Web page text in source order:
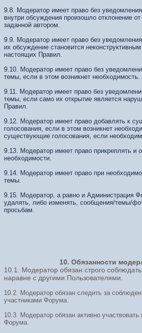
9.8. Модератор имеет право без
внутри обсуждения произошло отклонение
заданной автором.
9.9. Модератор имеет право без
их обсуждение становится
настоящих Правил.
9.10. Модератор имеет право без
темы, если в этом возникнет необходимость.
9.11. Модератор имеет право без
темы, если само их открытие является
Правил.
9.12. Модератор имеет право добавлять к
голосования, если в этом возникнет
существующие голосования, если
9.13. Модератор имеет право прикреплять и
необходимости.
9.14. Модератор имеет право при
темы.
9.15. Модератор, а равно и Администрация
удалять, либо изменять, сообщения/темы/
просьбам.
10. Обязанности
10.1. Модератор обязан строго
наравне с другими Пользователями.
10.2. Модератор обязан следить за
участниками Форума.
10.3. Модератор обязан активно
Форума.